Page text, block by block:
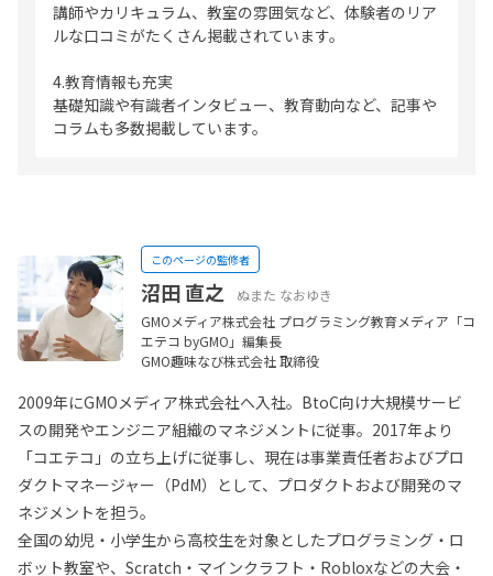
講師やカリキュラム、教室の雰囲気など、体験者のリア
ルな口コミがたくさん掲載されています。
4.教育情報も充実
基礎知識や有識者インタビュー、教育動向など、記事や
コラムも多数掲載しています。
このページの監修者
沼田 直之
ぬまた なおゆき
GMOメディア株式会社 プログラミング教育メディア「コ
エテコ byGMO」編集長
GMO趣味なび株式会社 取締役
2009年にGMOメディア株式会社へ入社。BtoC向け大規模サービ
スの開発やエンジニア組織のマネジメントに従事。2017年より
「コエテコ」の立ち上げに従事し、現在は事業責任者およびプロ
ダクトマネージャー（PdM）として、プロダクトおよび開発のマ
ネジメントを担う。
全国の幼児・小学生から高校生を対象としたプログラミング・ロ
ボット教室や、Scratch・マインクラフト・Robloxなどの大会・